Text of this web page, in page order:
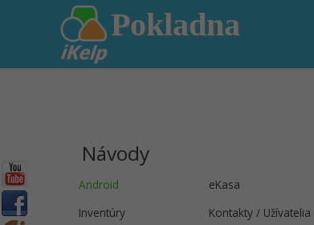
Pokladna
Návody
Android eKasa
Inventúry
Kontakty / Užívatelia